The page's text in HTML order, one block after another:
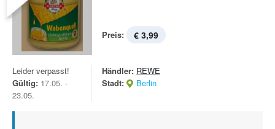
Preis: € 3,99
Leider verpasst!
Gültig: 17.05. -
23.05.
Händler: REWE
Stadt:
Berlin